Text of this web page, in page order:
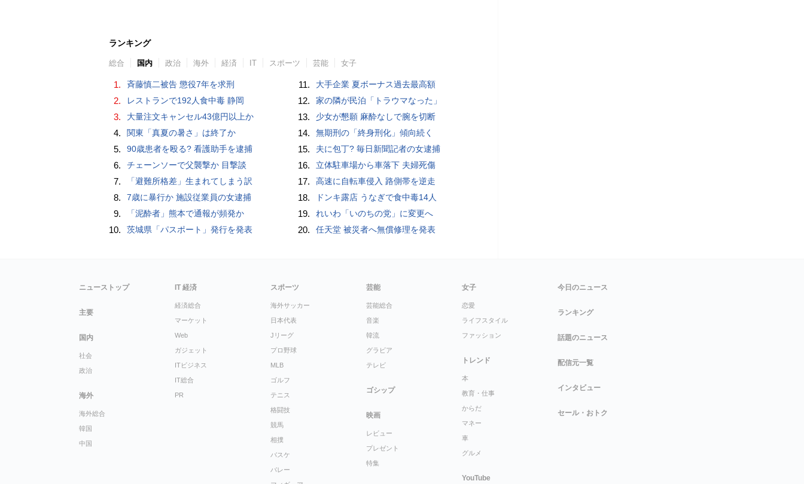
ランキング
総合 国内 政治 海外 経済 IT スポーツ 芸能 女子
1. 斉藤慎二被告 懲役7年を求刑
2. レストランで192人食中毒 静岡
3. 大量注文キャンセル43億円以上か
4. 関東「真夏の暑さ」は終了か
5. 90歳患者を殴る? 看護助手を逮捕
6. チェーンソーで父襲撃か 目撃談
7. 「避難所格差」生まれてしまう訳
8. 7歳に暴行か 施設従業員の女逮捕
9. 「泥酔者」熊本で通報が頻発か
10. 茨城県「パスポート」発行を発表
11. 大手企業 夏ボーナス過去最高額
12. 家の隣が民泊「トラウマなった」
13. 少女が懇願 麻酔なしで腕を切断
14. 無期刑の「終身刑化」傾向続く
15. 夫に包丁? 毎日新聞記者の女逮捕
16. 立体駐車場から車落下 夫婦死傷
17. 高速に自転車侵入 路側帯を逆走
18. ドンキ露店 うなぎで食中毒14人
19. れいわ「いのちの党」に変更へ
20. 任天堂 被災者へ無償修理を発表
ニューストップ
主要
国内
社会
政治
海外
海外総合
韓国
中国
IT 経済
経済総合
マーケット
Web
ガジェット
ITビジネス
IT総合
PR
スポーツ
海外サッカー
日本代表
Jリーグ
プロ野球
MLB
ゴルフ
テニス
格闘技
競馬
相撲
バスケ
バレー
芸能
芸能総合
音楽
韓流
グラビア
テレビ
ゴシップ
映画
レビュー
プレゼント
特集
女子
恋愛
ライフスタイル
ファッション
トレンド
本
教育・仕事
からだ
マネー
車
グルメ
YouTube
今日のニュース
ランキング
話題のニュース
配信元一覧
インタビュー
セール・おトク